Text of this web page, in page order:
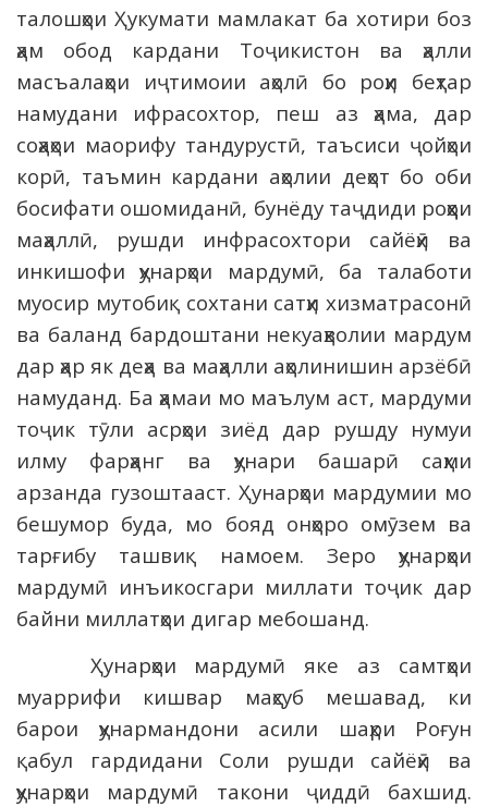
талошҳои Ҳукумати мамлакат ба хотири боз
ҳам обод кардани Тоҷикистон ва ҳалли
масъалаҳои иҷтимоии аҳолӣ бо роҳи беҳтар
намудани ифрасохтор, пеш аз ҳама, дар
соҳаҳои маорифу тандурустӣ, таъсиси ҷойҳои
корӣ, таъмин кардани аҳолии деҳот бо оби
босифати ошомиданӣ, бунёду таҷдиди роҳҳои
маҳаллӣ, рушди инфрасохтори сайёҳӣ ва
инкишофи ҳунарҳои мардумӣ, ба талаботи
муосир мутобиқ сохтани сатҳи хизматрасонӣ
ва баланд бардоштани некуаҳволии мардум
дар ҳар як деҳа ва маҳалли аҳолинишин арзёбӣ
намуданд. Ба ҳамаи мо маълум аст, мардуми
тоҷик тӯли асрҳои зиёд дар рушду нумуи
илму фарҳанг ва ҳунари башарӣ саҳми
арзанда гузоштааст. Ҳунарҳои мардумии мо
бешумор буда, мо бояд онҳоро омӯзем ва
тарғибу ташвиқ намоем. Зеро ҳунарҳои
мардумӣ инъикосгари миллати тоҷик дар
байни миллатҳои дигар мебошанд.
Ҳунарҳои мардумӣ яке аз самтҳои
муаррифи кишвар маҳсуб мешавад, ки
барои ҳунармандони асили шаҳри Роғун
қабул гардидани Соли рушди сайёҳӣ ва
ҳунарҳои мардумӣ такони ҷиддӣ бахшид.